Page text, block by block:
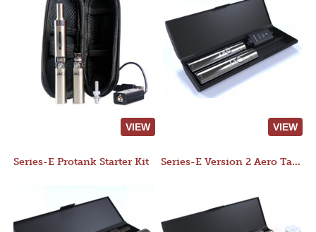
VIEW VIEW
Series-E Protank Starter Kit Series-E Version 2 Aero Tank Starter Kit